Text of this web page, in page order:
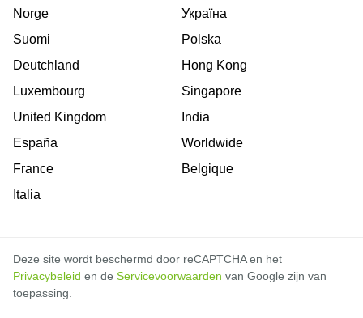
Norge
Suomi
Deutchland
Luxembourg
United Kingdom
España
France
Italia
Україна
Polska
Hong Kong
Singapore
India
Worldwide
Belgique
Deze site wordt beschermd door reCAPTCHA en het
Privacybeleid en de Servicevoorwaarden van Google zijn van
toepassing.